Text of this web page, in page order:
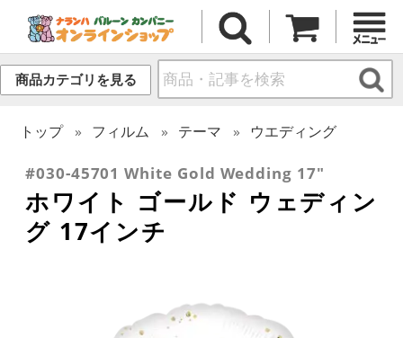
商品カテゴリを見る
トップ フィルム テーマ ウエディング
#030-45701 White Gold Wedding 17"
ホワイト ゴールド ウェディン
グ 17インチ